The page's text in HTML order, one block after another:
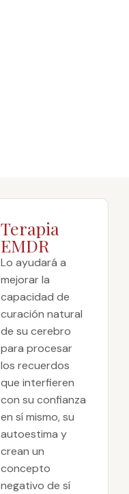
Terapia
EMDR
Lo ayudará a
mejorar la
capacidad de
curación natural
de su cerebro
para procesar
los recuerdos
que interfieren
con su confianza
en sí mismo, su
autoestima y
crean un
concepto
negativo de sí